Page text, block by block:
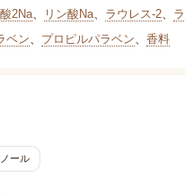
2Na、 リン酸Na、 ラウレス-2、
ベン、 プロピルパラベン、 香料
ール